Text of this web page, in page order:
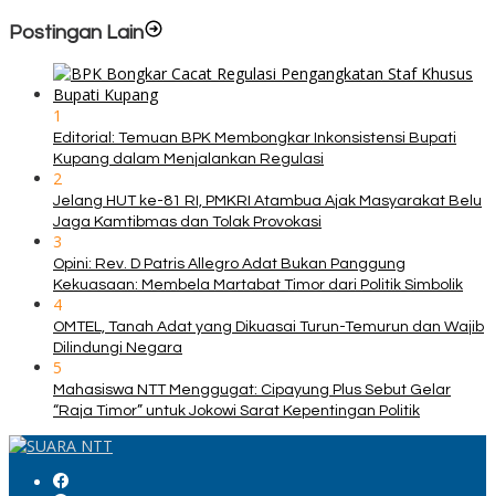
Postingan Lain
1
Editorial: Temuan BPK Membongkar Inkonsistensi Bupati
Kupang dalam Menjalankan Regulasi
2
Jelang HUT ke-81 RI, PMKRI Atambua Ajak Masyarakat Belu
Jaga Kamtibmas dan Tolak Provokasi
3
Opini: Rev. D Patris Allegro Adat Bukan Panggung
Kekuasaan: Membela Martabat Timor dari Politik Simbolik
4
OMTEL, Tanah Adat yang Dikuasai Turun-Temurun dan Wajib
Dilindungi Negara
5
Mahasiswa NTT Menggugat: Cipayung Plus Sebut Gelar
“Raja Timor” untuk Jokowi Sarat Kepentingan Politik